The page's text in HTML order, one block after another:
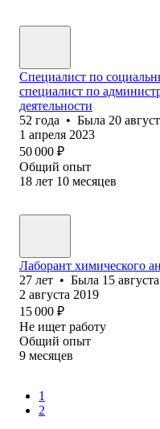
Специалист по
специалист по
деятельности
52 года • Была 20
1 апреля 2023
50 000 ₽
Общий опыт
18 лет 10 месяцев
Лаборант химического
27 лет • Была 15
2 августа 2019
15 000 ₽
Не ищет работу
Общий опыт
9 месяцев
1
2